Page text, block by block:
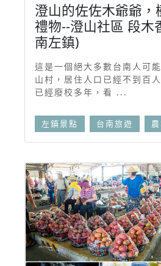
澄山的佐佐木爺爺，
禮物--澄山社區 段木
南左鎮)
這是一個絕大多數台南人可
山村，居住人口已經不到百
已經廢校多年，看 ...
左鎮景點 台南旅遊